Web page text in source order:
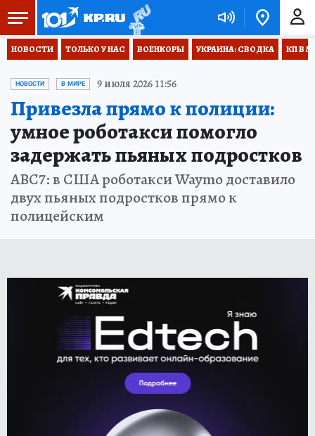
НОВОСТИ ТОЛЬКО У НАС ВОЕНКОРЫ УКРАИНА: СВОДКА КП В
НОВОСТИ В МИРЕ 9 июля 2026 11:56
Привезла прямо к полиции:
умное роботакси помогло
задержать пьяных подростков
ABC7: в США роботакси Waymo доставило
двух пьяных подростков прямо к
полицейским